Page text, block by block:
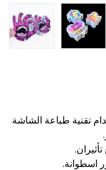
تقنية طباعة الشاشة
اسطوانة.